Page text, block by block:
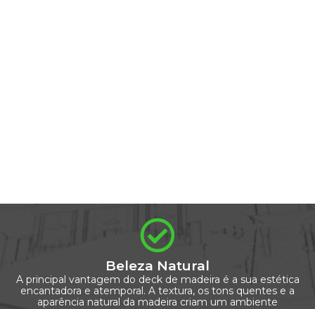
Beleza Natural
A principal vantagem do deck de madeira é a sua estética
encantadora e atemporal. A textura, os tons quentes e a
aparência natural da madeira criam um ambiente